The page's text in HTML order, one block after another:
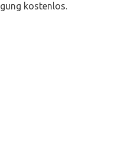
kostenlos.